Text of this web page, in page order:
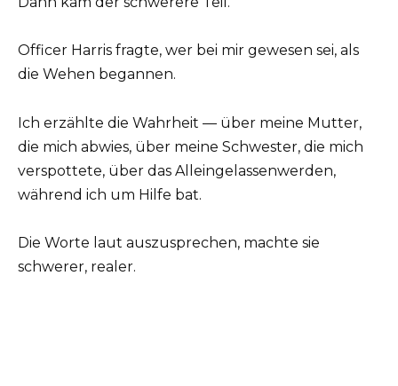
Officer Harris fragte, wer bei mir gewesen sei, als
die Wehen begannen.
Ich erzählte die Wahrheit — über meine Mutter,
die mich abwies, über meine Schwester, die mich
verspottete, über das Alleingelassenwerden,
während ich um Hilfe bat.
Die Worte laut auszusprechen, machte sie
schwerer, realer.